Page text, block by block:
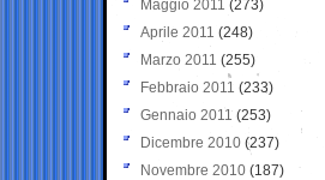
Maggio 2011 (273)
Aprile 2011 (248)
Marzo 2011 (255)
Febbraio 2011 (233)
Gennaio 2011 (253)
Dicembre 2010 (237)
Novembre 2010 (187)